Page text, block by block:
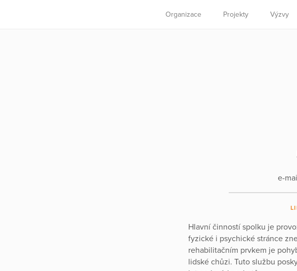
Organizace Projekty Výzvy
e-
Hlavní činností spolku je
fyzické i psychické stránce
rehabilitačním prvkem je
lidské chůzi. Tuto službu